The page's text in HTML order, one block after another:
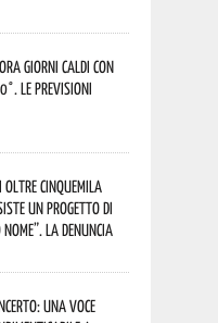
giorni caldi con
Le previsioni
oltre cinquemila
un progetto di
La denuncia
una voce